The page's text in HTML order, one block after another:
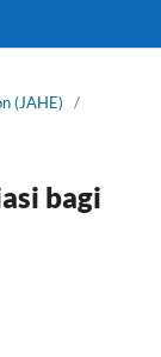
(JAHE)
/
bagi